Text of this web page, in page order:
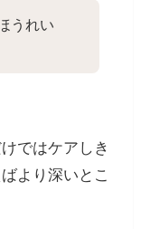
うれい
ではケアしき
より深いとこ